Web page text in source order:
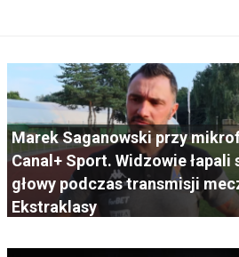
Marek Saganowski przy
Canal+ Sport. Widzowie łapali
głowy podczas transmisji
Ekstraklasy